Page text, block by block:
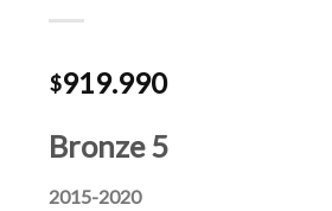
$919.990
Bronze 5
2015-2020